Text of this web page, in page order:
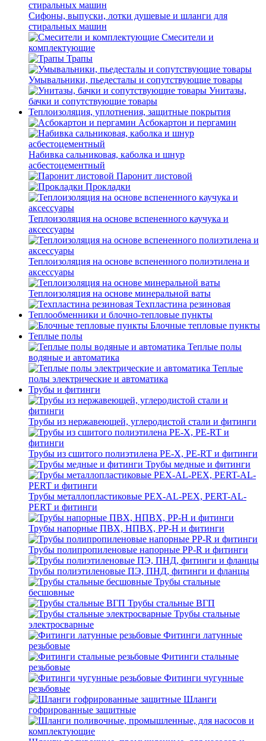
Сифоны, выпуски, лотки душевые и шланги для
стиральных машин
Смесители и
комплектующие
Трапы
Умывальники, пьедесталы и сопутствующие товары
Унитазы,
бачки и сопутствующие товары
Теплоизоляция, уплотнения, защитные покрытия
Асбокартон и пергамин
Набивка сальниковая, каболка и шнур
асбестоцементный
Паронит листовой
Прокладки
Теплоизоляция на основе вспененного каучука и
аксессуары
Теплоизоляция на основе вспененного полиэтилена и
аксессуары
Теплоизоляция на основе минеральной ваты
Техпластина резиновая
Теплообменники и блочно-тепловые пункты
Блочные тепловые пункты
Теплые полы
Теплые полы
водяные и автоматика
Теплые
полы электрические и автоматика
Трубы и фитинги
Трубы из нержавеющей, углеродистой стали и фитинги
Трубы из сшитого полиэтилена PE-X, PE-RT и фитинги
Трубы медные и фитинги
Трубы металлопластиковые PEX-AL-PEX, PERT-AL-
PERT и фитинги
Трубы напорные ПВХ, НПВХ, PP-H и фитинги
Трубы полипропиленовые напорные PP-R и фитинги
Трубы полиэтиленовые ПЭ, ПНД, фитинги и фланцы
Трубы стальные
бесшовные
Трубы стальные ВГП
Трубы стальные
электросварные
Фитинги латунные
резьбовые
Фитинги стальные
резьбовые
Фитинги чугунные
резьбовые
Шланги
гофрированные защитные